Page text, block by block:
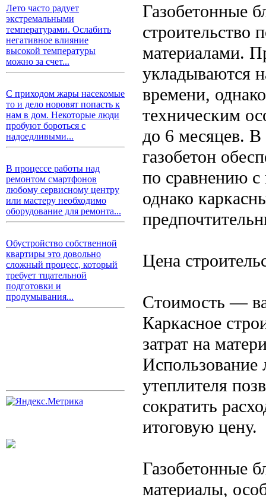
Лето часто радует
экстремальными
температурами. Ослабить
негативное влияние
высокой температуры
можно за счет...
С приходом жары насекомые
то и дело норовят попасть к
нам в дом. Некоторые люди
пробуют бороться с
надоедливыми...
В процессе работы над
ремонтом смартфонов
любому сервисному центру
или мастеру необходимо
оборудование для ремонта...
Обустройство собственной
квартиры это довольно
сложный процесс, который
требует тщательной
подготовки и
продумывания...
Газобетонные
строительство
материалами.
укладываются
времени,
техническим
до 6 месяцев. В
газобетон
по сравнению
однако
Цена
Стоимость —
Каркасное
затрат на
Использование
утеплителя
сократить
итоговую цену.
Газобетонные
материалы,